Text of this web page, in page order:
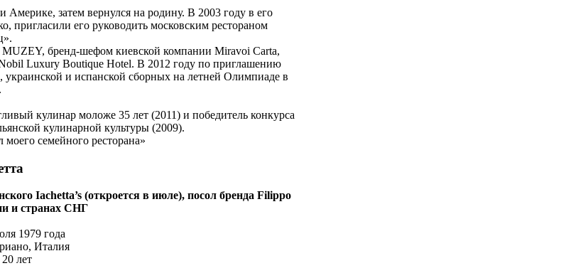
затем вернулся на родину. В 2003 году в его
пригласили его руководить московским рестораном
MUZEY, бренд-шефом киевской компании Miravoi Carta,
Luxury Boutique Hotel. В 2012 году по приглашению
и испанской сборных на летней Олимпиаде в
кулинар моложе 35 лет (2011) и победитель конкурса
кулинарной культуры (2009).
моего семейного ресторана»
Iachetta’s (откроется в июле), посол бренда Filippo
и странах СНГ
1979 года
Италия
20 лет